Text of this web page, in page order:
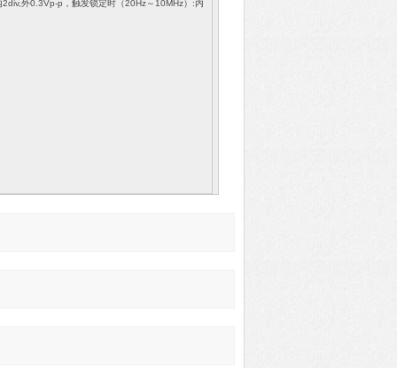
外0.3Vp-p，触发锁定时（20Hz～10MHz）:内